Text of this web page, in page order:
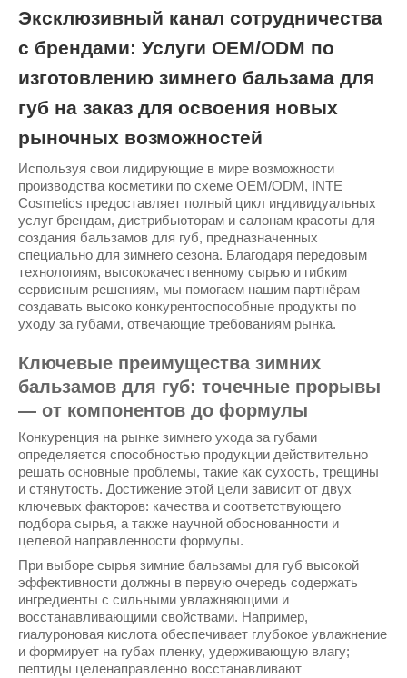
Эксклюзивный канал сотрудничества
с брендами: Услуги OEM/ODM по
изготовлению зимнего бальзама для
губ на заказ для освоения новых
рыночных возможностей
Используя свои лидирующие в мире возможности
производства косметики по схеме OEM/ODM, INTE
Cosmetics предоставляет полный цикл индивидуальных
услуг брендам, дистрибьюторам и салонам красоты для
создания бальзамов для губ, предназначенных
специально для зимнего сезона. Благодаря передовым
технологиям, высококачественному сырью и гибким
сервисным решениям, мы помогаем нашим партнёрам
создавать высоко конкурентоспособные продукты по
уходу за губами, отвечающие требованиям рынка.
Ключевые преимущества зимних
бальзамов для губ: точечные прорывы
— от компонентов до формулы
Конкуренция на рынке зимнего ухода за губами
определяется способностью продукции действительно
решать основные проблемы, такие как сухость, трещины
и стянутость. Достижение этой цели зависит от двух
ключевых факторов: качества и соответствующего
подбора сырья, а также научной обоснованности и
целевой направленности формулы.
При выборе сырья зимние бальзамы для губ высокой
эффективности должны в первую очередь содержать
ингредиенты с сильными увлажняющими и
восстанавливающими свойствами. Например,
гиалуроновая кислота обеспечивает глубокое увлажнение
и формирует на губах пленку, удерживающую влагу;
пептиды целенаправленно восстанавливают